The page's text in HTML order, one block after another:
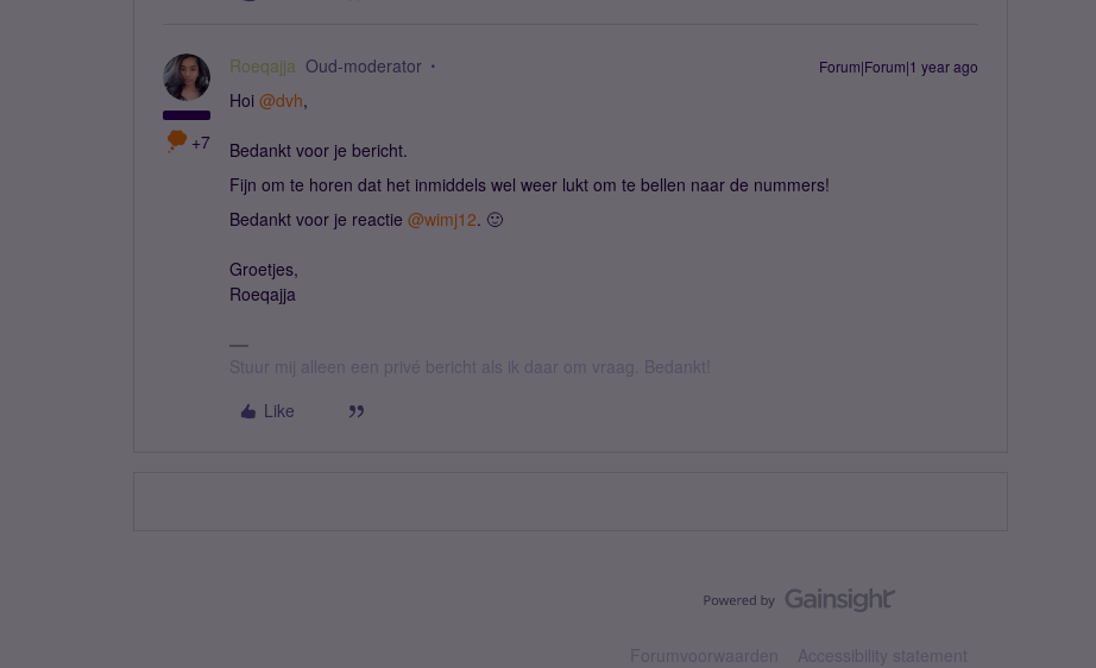
+7
Roeqajja Oud-moderator Forum|Forum|1 year ago
Hoi @dvh,
Bedankt voor je bericht.
Fijn om te horen dat het inmiddels wel weer lukt om te bellen naar de nummers!
Bedankt voor je reactie @wimj12. 🙂
Groetjes,
Roeqajja
Stuur mij alleen een privé bericht als ik daar om vraag. Bedankt!
Like
Forumvoorwaarden Accessibility statement